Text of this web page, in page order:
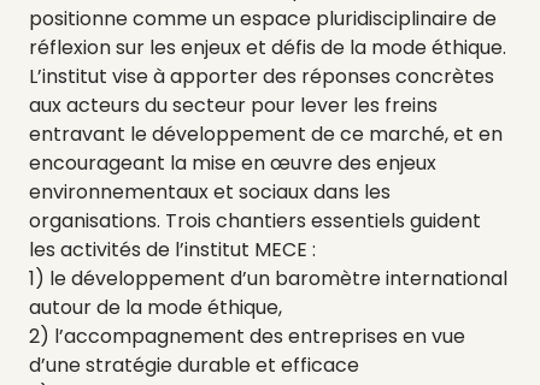
positionne comme un espace pluridisciplinaire de
réflexion sur les enjeux et défis de la mode éthique.
L’institut vise à apporter des réponses concrètes
aux acteurs du secteur pour lever les freins
entravant le développement de ce marché, et en
encourageant la mise en œuvre des enjeux
environnementaux et sociaux dans les
organisations. Trois chantiers essentiels guident
les activités de l’institut MECE :
1) le développement d’un baromètre international
autour de la mode éthique,
2) l’accompagnement des entreprises en vue
d’une stratégie durable et efficace